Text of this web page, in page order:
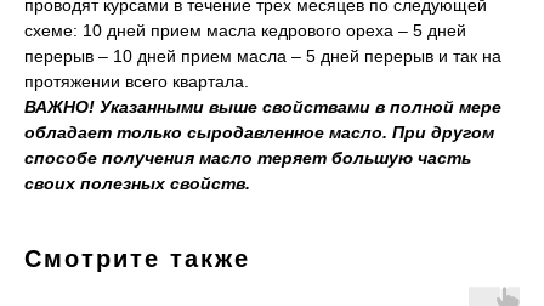
проводят курсами в течение трех месяцев по следующей
схеме: 10 дней прием масла кедрового ореха – 5 дней
перерыв – 10 дней прием масла – 5 дней перерыв и так на
протяжении всего квартала.
ВАЖНО! Указанными выше свойствами в полной мере
обладает только сыродавленное масло. При другом
способе получения масло теряет большую часть
своих полезных свойств.
Смотрите также